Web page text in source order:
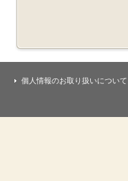
個人情報のお取り扱いについて